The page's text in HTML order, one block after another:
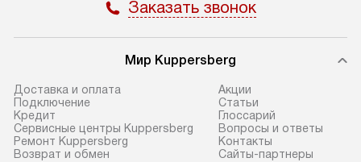
В оговоренный день служба
требуется перенос прибора
до двери квартиры или до места
установки, предварительно
согласуйте это с менеджером.
За данную услугу взимается
нишу или на
Заказать звонок
Мир Kuppersberg
Доставка и оплата
Подключение
Кредит
Сервисные центры Kuppersberg
Ремонт Kuppersberg
Возврат и обмен
Акции
Cтатьи
Глоссарий
Вопросы и ответы
Контакты
Сайты-партнеры